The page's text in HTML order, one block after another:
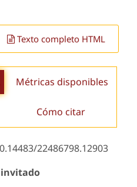
Texto completo HTML
Métricas disponibles
Cómo citar
22486798.12903